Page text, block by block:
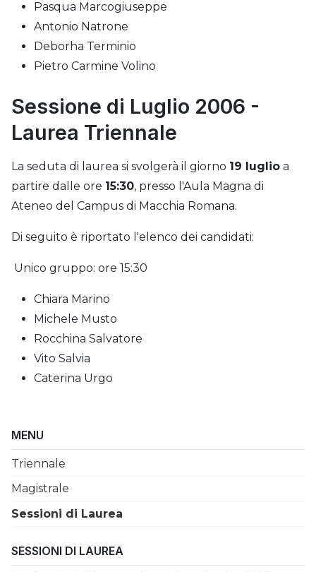
Pasqua Marcogiuseppe
Antonio Natrone
Deborha Terminio
Pietro Carmine Volino
Sessione di Luglio 2006 -
Laurea Triennale
La seduta di laurea si svolgerà il giorno 19 luglio a
partire dalle ore 15:30, presso l'Aula Magna di
Ateneo del Campus di Macchia Romana.
Di seguito è riportato l'elenco dei candidati:
Unico gruppo: ore 15:30
Chiara Marino
Michele Musto
Rocchina Salvatore
Vito Salvia
Caterina Urgo
MENU
Triennale
Magistrale
Sessioni di Laurea
SESSIONI DI LAUREA